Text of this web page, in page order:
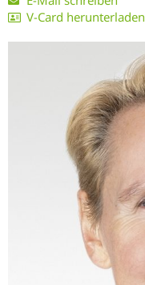
V-Card herunterladen